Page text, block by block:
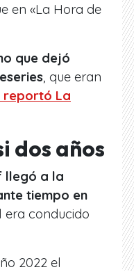
en «La Hora de
que dejó
, que eran
reportó La
dos años
llegó a la
tiempo en
era conducido
2022 el